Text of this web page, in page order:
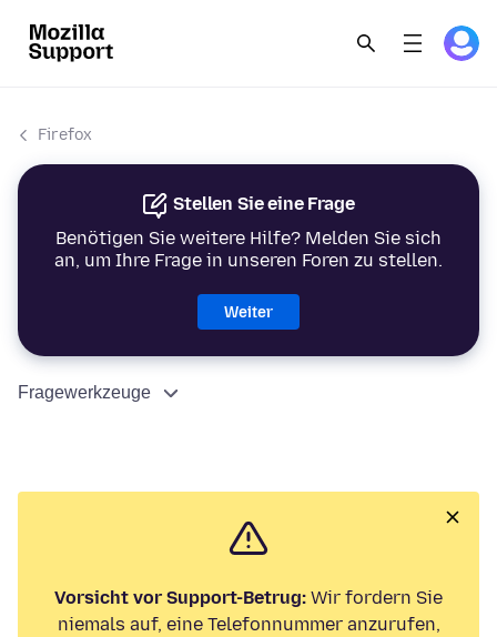
Firefox
Stellen Sie eine Frage
Benötigen Sie weitere Hilfe? Melden Sie sich
an, um Ihre Frage in unseren Foren zu stellen.
Weiter
Fragewerkzeuge
Vorsicht vor Support-Betrug: Wir fordern Sie
niemals auf, eine Telefonnummer anzurufen,